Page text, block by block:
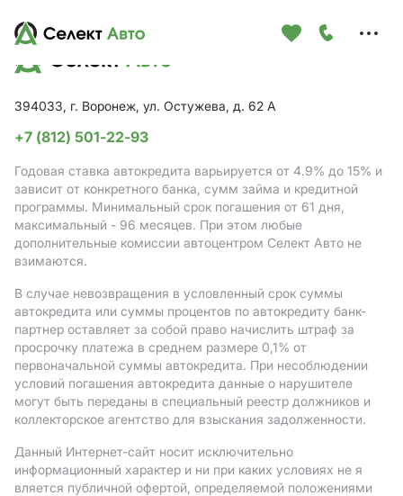
394033, г. Воронеж, ул. Остужева, д. 62 А
+7 (812) 501-22-93
Годовая ставка автокредита варьируется от 4.9% до 15% и
зависит от конкретного банка, сумм займа и кредитной
программы. Минимальный срок погашения от 61 дня,
максимальный - 96 месяцев. При этом любые
дополнительные комиссии автоцентром Селект Авто не
взимаются.
В случае невозвращения в условленный срок суммы
автокредита или суммы процентов по автокредиту банк-
партнер оставляет за собой право начислить штраф за
просрочку платежа в среднем размере 0,1% от
первоначальной суммы автокредита. При несоблюдении
условий погашения автокредита данные о нарушителе
могут быть переданы в специальный реестр должников и
коллекторское агентство для взыскания задолженности.
Данный Интернет-сайт носит исключительно
информационный характер и ни при каких условиях не я
вляется публичной офертой, определяемой положениями